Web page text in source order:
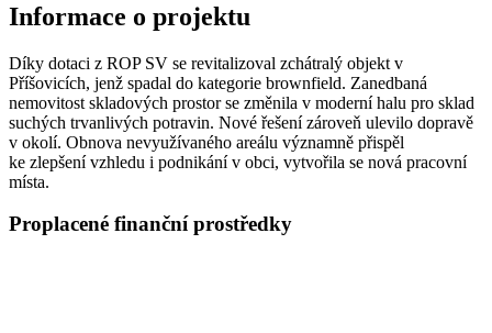
Informace o projektu
Díky dotaci z ROP SV se revitalizoval zchátralý objekt v
Příšovicích, jenž spadal do kategorie brownfield. Zanedbaná
nemovitost skladových prostor se změnila v moderní halu pro sklad
suchých trvanlivých potravin. Nové řešení zároveň ulevilo dopravě
v okolí. Obnova nevyužívaného areálu významně přispěl
ke zlepšení vzhledu i podnikání v obci, vytvořila se nová pracovní
místa.
Proplacené finanční prostředky